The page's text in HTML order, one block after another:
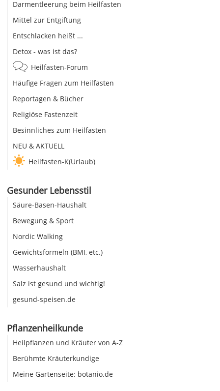
Darmentleerung beim Heilfasten
Mittel zur Entgiftung
Entschlacken heißt ...
Detox - was ist das?
Heilfasten-Forum
Häufige Fragen zum Heilfasten
Reportagen & Bücher
Religiöse Fastenzeit
Besinnliches zum Heilfasten
NEU & AKTUELL
Heilfasten-K(Urlaub)
Gesunder Lebensstil
Säure-Basen-Haushalt
Bewegung & Sport
Nordic Walking
Gewichtsformeln (BMI, etc.)
Wasserhaushalt
Salz ist gesund und wichtig!
gesund-speisen.de
Pflanzenheilkunde
Heilpflanzen und Kräuter von A-Z
Berühmte Kräuterkundige
Meine Gartenseite: botanio.de